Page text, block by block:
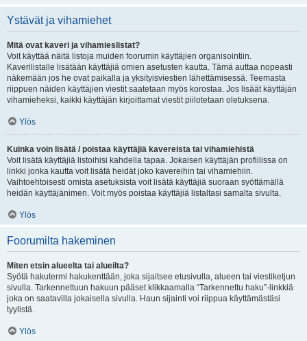
Ystävät ja vihamiehet
Mitä ovat kaveri ja vihamieslistat?
Voit käyttää näitä listoja muiden foorumin käyttäjien organisointiin.
Kaverilistalle lisätään käyttäjiä omien asetusten kautta. Tämä auttaa nopeasti
näkemään jos he ovat paikalla ja yksityisviestien lähettämisessä. Teemasta
riippuen näiden käyttäjien viestit saatetaan myös korostaa. Jos lisäät käyttäjän
vihamieheksi, kaikki käyttäjän kirjoittamat viestit piilotetaan oletuksena.
Ylös
Kuinka voin lisätä / poistaa käyttäjiä kavereista tai vihamiehistä
Voit lisätä käyttäjiä listoihisi kahdella tapaa. Jokaisen käyttäjän profiilissa on
linkki jonka kautta voit lisätä heidät joko kavereihin tai vihamiehiin.
Vaihtoehtoisesti omista asetuksista voit lisätä käyttäjiä suoraan syöttämällä
heidän käyttäjänimen. Voit myös poistaa käyttäjiä listaltasi samalta sivulta.
Ylös
Foorumilta hakeminen
Miten etsin alueelta tai alueilta?
Syötä hakutermi hakukenttään, joka sijaitsee etusivulla, alueen tai viestiketjun
sivulla. Tarkennettuun hakuun pääset klikkaamalla “Tarkennettu haku”-linkkiä
joka on saatavilla jokaisella sivulla. Haun sijainti voi riippua käyttämästäsi
tyylistä.
Ylös